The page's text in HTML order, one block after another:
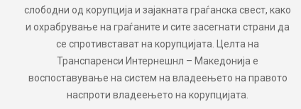
слободни од корупција и зајакната граѓанска свест, како
и охрабрување на граѓаните и сите засегнати страни да
се спротивстават на корупцијата. Целта на
Транспаренси Интернешнл – Македонија е
воспоставување на систем на владеењето на правото
наспроти владеењето на корупцијата.